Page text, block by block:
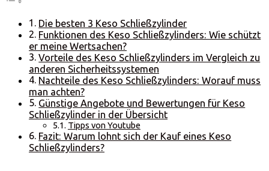
Die besten 3 Keso Schließzylinder
Funktionen des Keso Schließzylinders: Wie schützt
er meine Wertsachen?
Vorteile des Keso Schließzylinders im Vergleich zu
anderen Sicherheitssystemen
Nachteile des Keso Schließzylinders: Worauf muss
man achten?
Günstige Angebote und Bewertungen für Keso
Schließzylinder in der Übersicht
Tipps von Youtube
Fazit: Warum lohnt sich der Kauf eines Keso
Schließzylinders?